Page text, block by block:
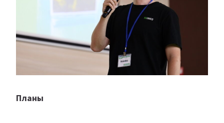
Планы